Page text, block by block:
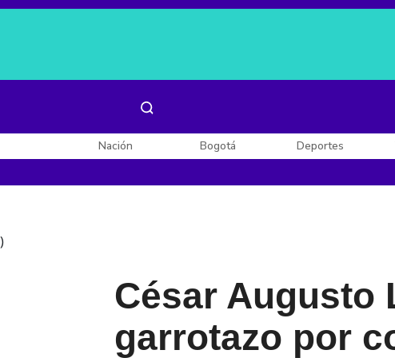
Nación Bogotá Deportes
)
César Augusto
garrotazo por